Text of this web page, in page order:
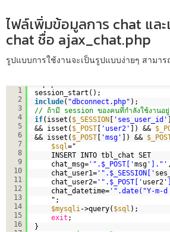
ไฟล์เพิ่มข้อมูลการ chat แล
chat ชื่อ ajax_chat.php
รูปแบบการใช้งานจะเป็นรูปแบบง่ายๆ สามาร
1
2
3
4
5
6
7
8
9
10
11
12
13
14
15
16
session_start();
include( "dbconnect.php" );
// ถ้ามี session ของคนที่กำลังใช้งานอยู่
if(isset( $_SESSION [ 'ses_user_id'
&& isset( $_POST [ 'user2' ]) &&
&& isset( $_POST [ 'msg' ]) &&
$sql="
INSERT INTO tbl_chat SET
chat_msg= '".$_POST['msg ']."' ,
chat_user1= '".$_SESSION['
chat_user2= '".$_POST[' user2
chat_datetime= '".date("Y-
";
$mysqli ->query( $sql );
exit ;
}